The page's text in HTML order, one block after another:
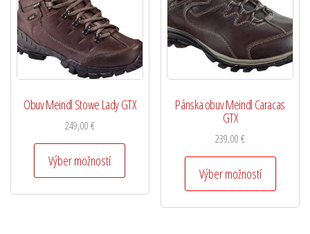
Obuv Meindl Stowe Lady GTX
249,00€
Výber možností
Pánska obuv Meindl Caracas
GTX
239,00€
Výber možností